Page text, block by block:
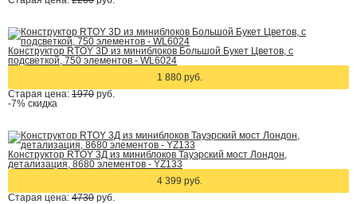
Конструктор RTOY 3D из миниблоков Большой Букет Цветов, с
подсветкой, 750 элементов - WL6024
1 880 руб.
Старая цена: 1970 руб.
-7% скидка
Конструктор RTOY 3Д из миниблоков Тауэрский мост Лондон,
детализация, 8680 элементов - YZ133
4 399 руб.
Старая цена: 4730 руб.